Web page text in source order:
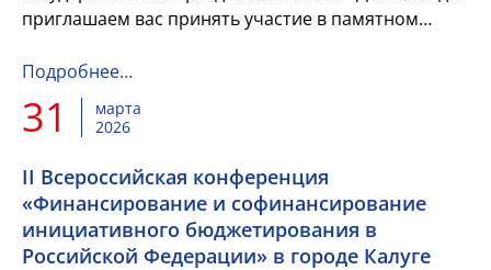
приглашаем вас принять участие в памятном
фронт»
Подробнее…
31
марта
2026
II Всероссийская конференция
«Финансирование и софинансирование
инициативного бюджетирования в
Российской Федерации» в городе Калуге